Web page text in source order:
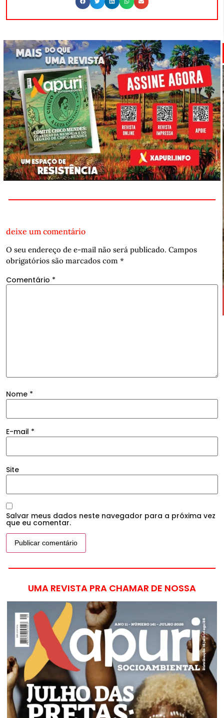
deixe um comentário
O seu endereço de e-mail não será publicado. Campos
obrigatórios são marcados com *
Comentário *
Nome *
E-mail *
Site
Salvar meus dados neste navegador para a próxima vez
que eu comentar.
UMA REVISTA PRA CHAMAR DE NOSSA